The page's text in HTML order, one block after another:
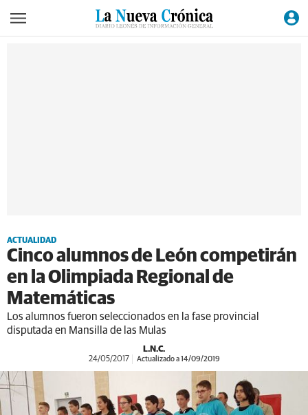
ACTUALIDAD
Cinco alumnos de León competirán
en la Olimpiada Regional de
Matemáticas
Los alumnos fueron seleccionados en la fase provincial
disputada en Mansilla de las Mulas
L.N.C.
24/05/2017 Actualizado a 14/09/2019